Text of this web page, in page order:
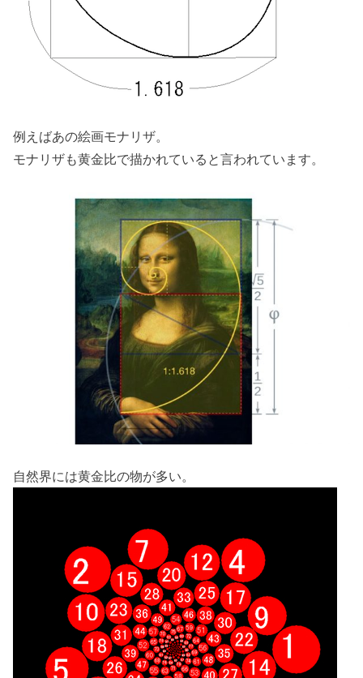
例えばあの絵画モナリザ。
モナリザも黄金比で描かれていると言われています。
自然界には黄金比の物が多い。